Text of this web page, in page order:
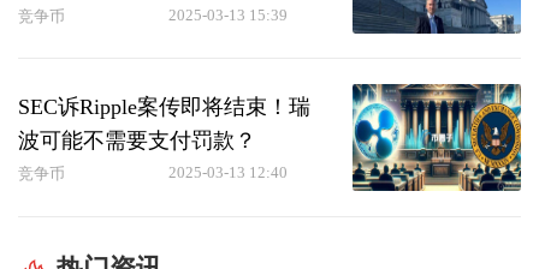
USDT
竞争币 2025-03-13 15:39
SEC诉Ripple案传即将结束！瑞
波可能不需要支付罚款？
竞争币 2025-03-13 12:40